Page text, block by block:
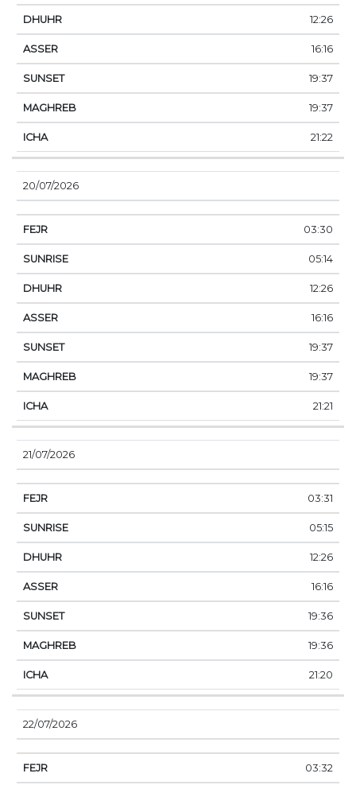
12:26
16:16
19:37
19:37
21:22
20/07/2026
03:30
05:14
12:26
16:16
19:37
19:37
21:21
21/07/2026
03:31
05:15
12:26
16:16
19:36
19:36
21:20
22/07/2026
03:32